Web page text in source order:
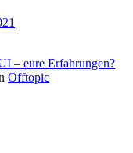
– eure Erfahrungen?
Offtopic